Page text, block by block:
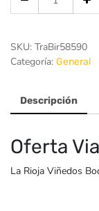
vino
en
Rioja
SKU: TraBir58590
Categoría: General
Descripción
Oferta
La Rioja Viñedos